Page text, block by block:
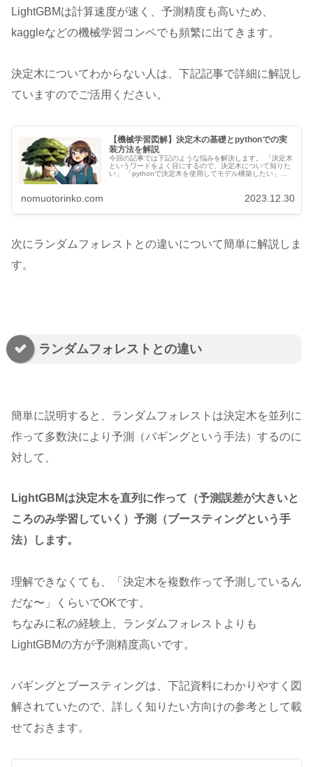
LightGBMは計算速度が速く、予測精度も高いため、
kaggleなどの機械学習コンペでも頻繁に出てきます。
決定木についてわからない人は、下記記事で詳細に解説し
ていますのでご活用ください。
【機械学習図解】決定木の基礎とpythonでの実
装方法を解説
今回の記事では下記のような悩みを解決します。 「決定木
というワードをよく目にするので、決定木について知りた
い」 「pythonで決定木を使用してモデル構築したい」
nomuotorinko.com 2023.12.30
次にランダムフォレストとの違いについて簡単に解説しま
す。
ランダムフォレストとの違い
簡単に説明すると、ランダムフォレストは決定木を並列に
作って多数決により予測（バギングという手法）するのに
対して、
LightGBMは決定木を直列に作って（予測誤差が大きいと
ころのみ学習していく）予測（ブースティングという手
法）します。
理解できなくても、「決定木を複数作って予測しているん
だな〜」くらいでOKです。
ちなみに私の経験上、ランダムフォレストよりも
LightGBMの方が予測精度高いです。
バギングとブースティングは、下記資料にわかりやすく図
解されていたので、詳しく知りたい方向けの参考として載
せておきます。